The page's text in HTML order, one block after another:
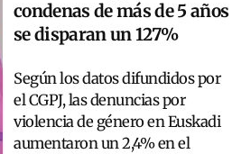
condenas de más de 5 años
se disparan un 127%
Según los datos difundidos por
el CGPJ, las denuncias por
violencia de género en Euskadi
aumentaron un 2,4% en el